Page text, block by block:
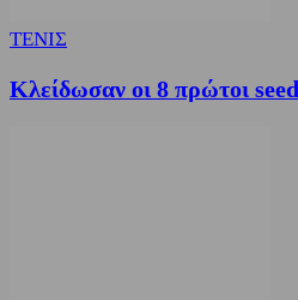
ΤΕΝΙΣ
Κλείδωσαν οι 8 πρώτοι